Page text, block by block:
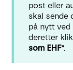
post eller
skal sende
på nytt ved
deretter
som EHF".